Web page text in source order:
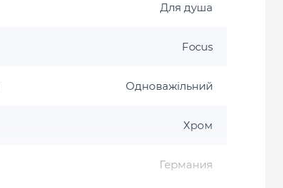
Для душа
Focus
Одноважільний
Хром
Германия